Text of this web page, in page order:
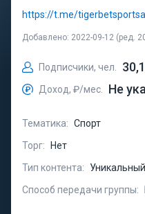
https://t.me/tigerbetsportsa
Добавлено: 2022-09-12 (ред.
Подписчики, чел.
Доход, ₽/мес. Не
Тематика: Спорт
Торг:
Нет
Тип контента:
Способ передачи группы: